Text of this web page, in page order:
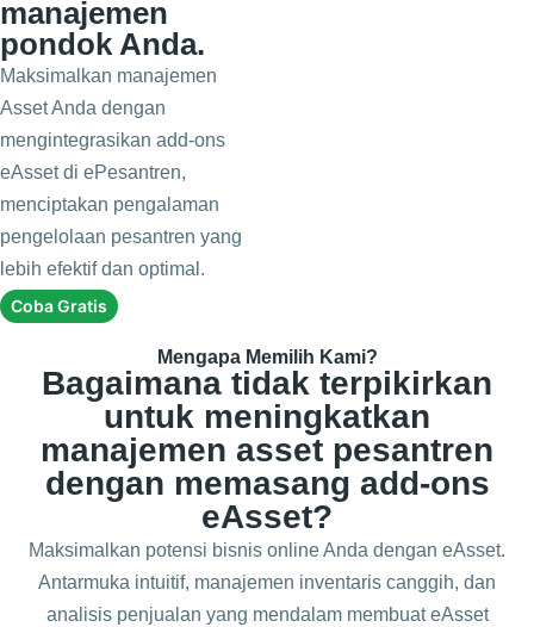
manajemen
pondok Anda.
Maksimalkan manajemen
Asset Anda dengan
mengintegrasikan add-ons
eAsset di ePesantren,
menciptakan pengalaman
pengelolaan pesantren yang
lebih efektif dan optimal.
Coba Gratis
Mengapa Memilih Kami?
Bagaimana tidak terpikirkan
untuk meningkatkan
manajemen asset pesantren
dengan memasang add-ons
eAsset?
Maksimalkan potensi bisnis online Anda dengan eAsset.
Antarmuka intuitif, manajemen inventaris canggih, dan
analisis penjualan yang mendalam membuat eAsset